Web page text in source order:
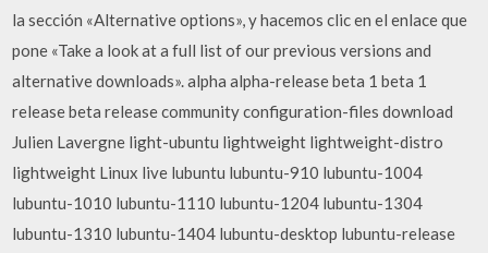
la sección «Alternative options», y hacemos clic en el enlace que
pone «Take a look at a full list of our previous versions and
alternative downloads». alpha alpha-release beta 1 beta 1
release beta release community configuration-files download
Julien Lavergne light-ubuntu lightweight lightweight-distro
lightweight Linux live lubuntu lubuntu-910 lubuntu-1004
lubuntu-1010 lubuntu-1110 lubuntu-1204 lubuntu-1304
lubuntu-1310 lubuntu-1404 lubuntu-desktop lubuntu-release